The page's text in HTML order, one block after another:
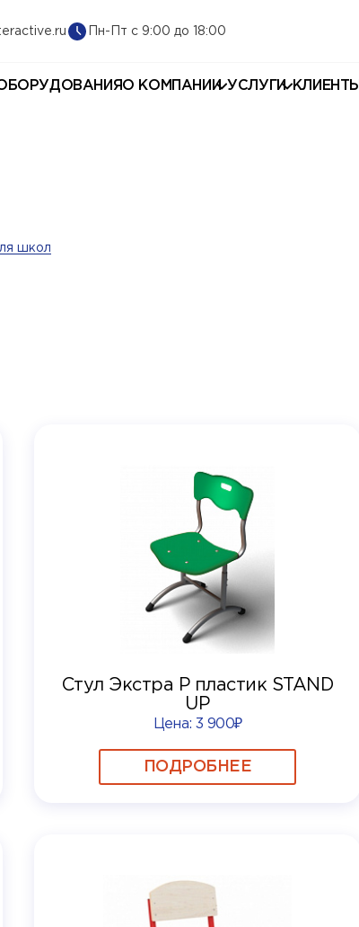
Пн-Пт с 9:00 до 18:00
О КОМПАНИИ УСЛУГИ КЛИЕНТЫ
школ
Стул Экстра Р пластик STAND
UP
Цена: 3 900₽
ПОДРОБНЕЕ